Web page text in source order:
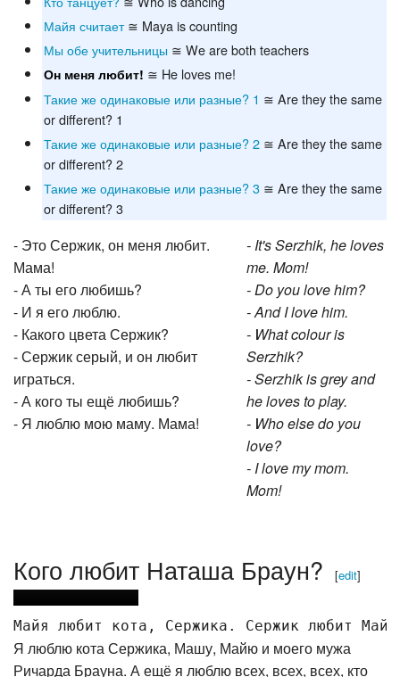
Майя считает≅ Maya is counting
Мы обе учительницы ≅ We are both teachers
Он меня любит! ≅ He loves me!
Такие же одинаковые или разные? 1 ≅ Are they the same
or different? 1
Такие же одинаковые или разные? 2 ≅ Are they the same
or different? 2
Такие же одинаковые или разные? 3 ≅ Are they the same
or different? 3
- Это Сержик, он меня любит.
Мама!
- А ты его любишь?
- И я его люблю.
- Какого цвета Сержик?
- Сержик серый, и он любит
играться.
- А кого ты ещё любишь?
- Я люблю мою маму. Мама!
- It's Serzhik, he loves
me. Mom!
- Do you love him?
- And I love him.
- What colour is
Serzhik?
- Serzhik is grey and
he loves to play.
- Who else do you
love?
- I love my mom.
Mom!
Кого любит Наташа Браун? [edit]
Я люблю кота Сержика, Машу, Майю и моего мужа
Ричарда Брауна. А ещё я люблю всех, всех, всех, кто